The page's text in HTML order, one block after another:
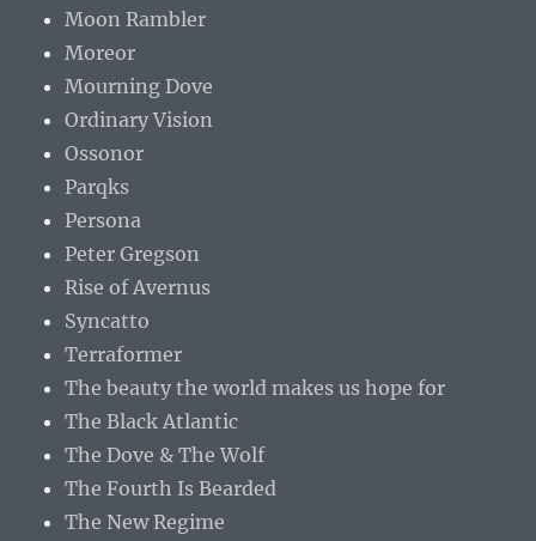
Moon Rambler
Moreor
Mourning Dove
Ordinary Vision
Ossonor
Parqks
Persona
Peter Gregson
Rise of Avernus
Syncatto
Terraformer
The beauty the world makes us hope for
The Black Atlantic
The Dove & The Wolf
The Fourth Is Bearded
The New Regime